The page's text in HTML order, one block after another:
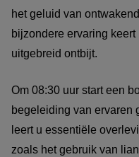
het geluid van
bijzondere ervaring
uitgebreid ontbijt.
Om 08:30 uur start een
begeleiding van ervaren
leert u essentiële
zoals het gebruik van